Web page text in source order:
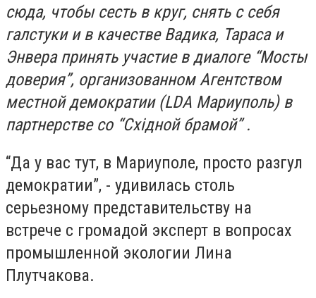
сюда, чтобы сесть в круг, снять с себя
галстуки и в качестве Вадика, Тараса и
Энвера принять участие в диалоге “Мосты
доверия”, организованном Агентством
местной демократии (LDA Мариуполь) в
партнерстве со “Східной брамой” .
“Да у вас тут, в Мариуполе, просто разгул
демократии”, - удивилась столь
серьезному представительству на
встрече с громадой эксперт в вопросах
промышленной экологии Лина
Плутчакова.